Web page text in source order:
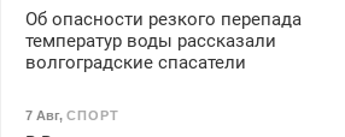
Об опасности резкого перепада
температур воды рассказали
волгоградские спасатели
7 Авг, СПОРТ